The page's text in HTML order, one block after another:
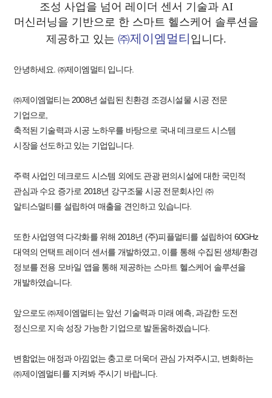
조성 사업 을 넘어 레이더 센서 기술과 AI
머신러닝을 기반으로 한 스마트 헬스케어 솔루션을
제공하고 있는 ㈜제이엠멀티 입니다.
안녕하세요. ㈜제이엠멀티 입니다.
㈜제이엠멀티는 2008년 설립된 친환경 조경시설물 시공 전문
기업으로,
축적된 기술력과 시공 노하우를 바탕으로 국내 데크로드 시스템
시장을 선도하고 있는 기업입니다.
주력 사업인 데크로드 시스템 외에도 관광 편의시설에 대한 국민적
관심과 수요 증가로 2018년 강구조물 시공 전문회사인 ㈜
알티스멀티를 설립하여 매출을 견인하고 있습니다.
또한 사업영역 다각화를 위해 2018년 (주)피플멀티를 설립하여 60GHz
대역의 언택트 레이더 센서를 개발하였고, 이를 통해 수집된 생체/환경
정보를 전용 모바일 앱을 통해 제공하는 스마트 헬스케어 솔루션을
개발하였습니다.
앞으로도 ㈜제이엠멀티는 앞선 기술력과 미래 예측, 과감한 도전
정신으로 지속 성장 가능한 기업으로 발돋움하겠습니다.
변함없는 애정과 아낌없는 충고로 더욱더 관심 가져주시고, 변화하는
㈜제이엠멀티를 지켜봐 주시기 바랍니다.